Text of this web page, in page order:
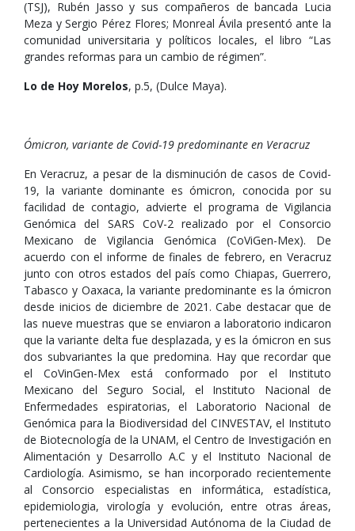
(TSJ), Rubén Jasso y sus compañeros de bancada Lucia
Meza y Sergio Pérez Flores; Monreal Ávila presentó ante la
comunidad universitaria y políticos locales, el libro “Las
grandes reformas para un cambio de régimen”.
Lo de Hoy Morelos, p.5, (Dulce Maya).
Ómicron, variante de Covid-19 predominante en Veracruz
En Veracruz, a pesar de la disminución de casos de Covid-
19, la variante dominante es ómicron, conocida por su
facilidad de contagio, advierte el programa de Vigilancia
Genómica del SARS CoV-2 realizado por el Consorcio
Mexicano de Vigilancia Genómica (CoViGen-Mex). De
acuerdo con el informe de finales de febrero, en Veracruz
junto con otros estados del país como Chiapas, Guerrero,
Tabasco y Oaxaca, la variante predominante es la ómicron
desde inicios de diciembre de 2021. Cabe destacar que de
las nueve muestras que se enviaron a laboratorio indicaron
que la variante delta fue desplazada, y es la ómicron en sus
dos subvariantes la que predomina. Hay que recordar que
el CoVinGen-Mex está conformado por el Instituto
Mexicano del Seguro Social, el Instituto Nacional de
Enfermedades espiratorias, el Laboratorio Nacional de
Genómica para la Biodiversidad del CINVESTAV, el Instituto
de Biotecnología de la UNAM, el Centro de Investigación en
Alimentación y Desarrollo A.C y el Instituto Nacional de
Cardiología. Asimismo, se han incorporado recientemente
al Consorcio especialistas en informática, estadística,
epidemiologia, virología y evolución, entre otras áreas,
pertenecientes a la Universidad Autónoma de la Ciudad de